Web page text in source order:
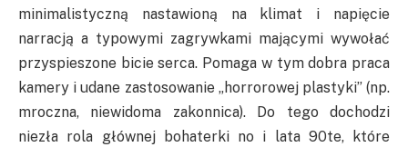
minimalistyczną nastawioną na klimat i napięcie
narracją a typowymi zagrywkami mającymi wywołać
przyspieszone bicie serca. Pomaga w tym dobra praca
kamery i udane zastosowanie „horrorowej plastyki” (np.
mroczna, niewidoma zakonnica). Do tego dochodzi
niezła rola głównej bohaterki no i lata 90te, które